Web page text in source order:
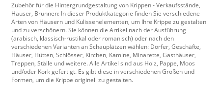
Zubehör für die Hintergrundgestaltung von Krippen - Verkaufsstände,
Häuser, Brunnen: In dieser Produktkategorie finden Sie verschiedene
Arten von Häusern und Kulissenelementen, um Ihre Krippe zu gestalten
und zu verschönern. Sie können die Artikel nach der Ausführung
(arabisch, klassisch-rustikal oder romanisch) oder nach den
verschiedenen Varianten an Schauplätzen wählen: Dörfer, Geschäfte,
Häuser, Hütten, Schlösser, Kirchen, Kamine, Minarette, Gasthäuser,
Treppen, Ställe und weitere. Alle Artikel sind aus Holz, Pappe, Moos
und/oder Kork gefertigt. Es gibt diese in verschiedenen Größen und
Formen, um die Krippe originell zu gestalten.